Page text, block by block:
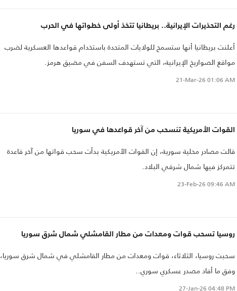
رغم التحذيرات الإيرانية.. بريطانيا تتخذ أولى خطواتها في الحرب
أعلنت بريطانيا أنها ستسمح للولايات المتحدة باستخدام قواعدها العسكرية لضرب
مواقع الصواريخ الإيرانية، التي تستهدف السفن في مضيق هرمز.
21-Mar-26 01:06 AM
القوات الأمريكية تنسحب من آخر قواعدها في سوريا
قالت مصادر محلية سورية، إن القوات الأمريكية بدأت سحب قواتها من آخر قاعدة
تتمركز فيها شمال شرقي البلاد.
23-Feb-26 09:46 AM
روسيا تسحب قوات ومعدات من مطار القامشلي شمال شرق سوريا
سحبت روسيا، الثلاثاء، قوات ومعدات من مطار القامشلي في شمال شرق سوريا،
وفق ما أفاد مصدر عسكري سوري..
27-Jan-26 04:48 PM